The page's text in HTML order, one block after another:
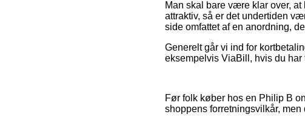
Man skal bare være klar over,
attraktiv, så er det undertiden
side omfattet af en anordning,
Generelt går vi ind for
eksempelvis ViaBill, hvis du
Før folk køber hos en Philip B
shoppens forretningsvilkår,